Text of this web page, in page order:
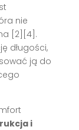
nie
[2][4] .
długości,
ją do
i